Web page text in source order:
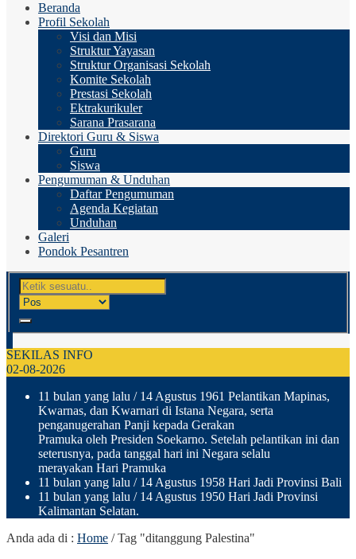
Beranda
Profil Sekolah
Visi dan Misi
Struktur Yayasan
Struktur Organisasi Sekolah
Komite Sekolah
Prestasi Sekolah
Ektrakurikuler
Sarana Prasarana
Direktori Guru & Siswa
Guru
Siswa
Pengumuman & Unduhan
Daftar Pengumuman
Agenda Kegiatan
Unduhan
Galeri
Pondok Pesantren
SEKILAS INFO
02-08-2026
11 bulan yang lalu / 14 Agustus 1961 Pelantikan Mapinas,
Kwarnas, dan Kwarnari di Istana Negara, serta
penganugerahan Panji kepada Gerakan
Pramuka oleh Presiden Soekarno. Setelah pelantikan ini dan
seterusnya, pada tanggal hari ini Negara selalu
merayakan Hari Pramuka
11 bulan yang lalu / 14 Agustus 1958 Hari Jadi Provinsi Bali
11 bulan yang lalu / 14 Agustus 1950 Hari Jadi Provinsi
Kalimantan Selatan.
Anda ada di : Home /Tag "ditanggung Palestina"